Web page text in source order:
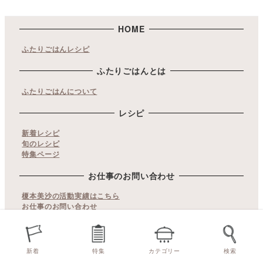
HOME
ふたりごはんレシピ
ふたりごはんとは
ふたりごはんについて
レシピ
新着レシピ
旬のレシピ
特集ページ
お仕事のお問い合わせ
榎本美沙の活動実績はこちら
お仕事のお問い合わせ
copyrights© ふたりごはん. All Rights Reserved.
当サイト内の文章・画像等の無断転載及び複製などの行為はご
遠慮ください。
新着 特集 カテゴリー 検索